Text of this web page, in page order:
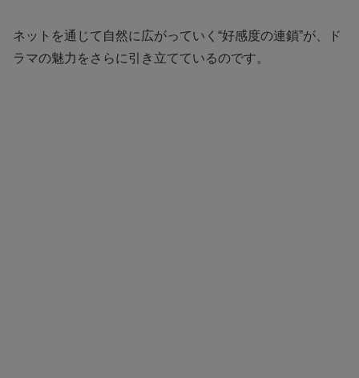
ネットを通じて自然に広がっていく“好感度の連鎖”が、ド
ラマの魅力をさらに引き立てているのです。